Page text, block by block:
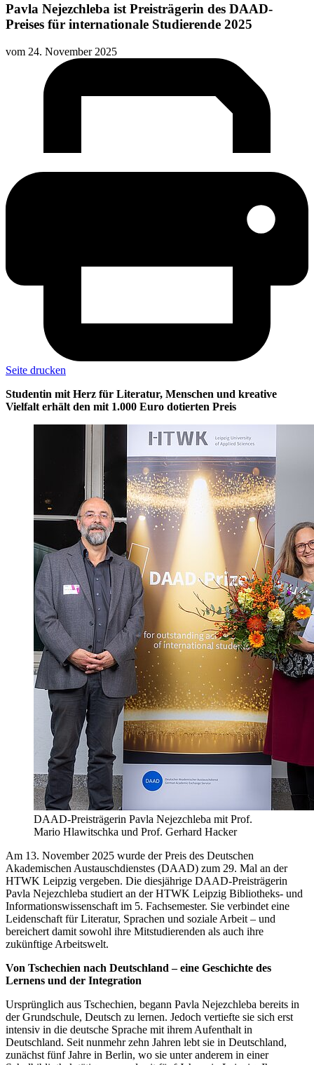
Pavla Nejezchleba ist Preisträgerin des DAAD-
Preises für internationale Studierende 2025
vom 24. November 2025
Seite drucken
Studentin mit Herz für Literatur, Menschen und kreative
Vielfalt erhält den mit 1.000 Euro dotierten Preis
DAAD-Preisträgerin Pavla Nejezchleba mit Prof.
Mario Hlawitschka und Prof. Gerhard Hacker
Am 13. November 2025 wurde der Preis des Deutschen
Akademischen Austauschdienstes (DAAD) zum 29. Mal an der
HTWK Leipzig vergeben. Die diesjährige DAAD-Preisträgerin
Pavla Nejezchleba studiert an der HTWK Leipzig Bibliotheks- und
Informationswissenschaft im 5. Fachsemester. Sie verbindet eine
Leidenschaft für Literatur, Sprachen und soziale Arbeit – und
bereichert damit sowohl ihre Mitstudierenden als auch ihre
zukünftige Arbeitswelt.
Von Tschechien nach Deutschland – eine Geschichte des
Lernens und der Integration
Ursprünglich aus Tschechien, begann Pavla Nejezchleba bereits in
der Grundschule, Deutsch zu lernen. Jedoch vertiefte sie sich erst
intensiv in die deutsche Sprache mit ihrem Aufenthalt in
Deutschland. Seit nunmehr zehn Jahren lebt sie in Deutschland,
zunächst fünf Jahre in Berlin, wo sie unter anderem in einer